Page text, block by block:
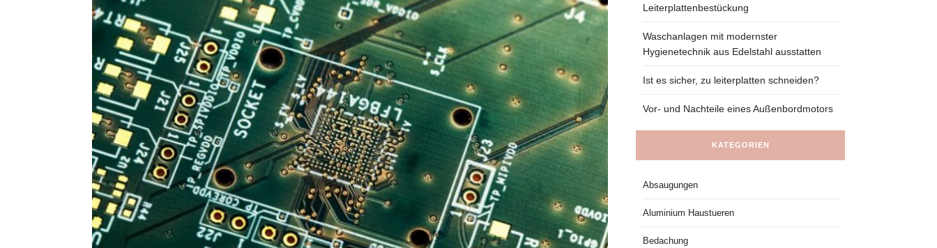
Leiterplattenbestückung
Waschanlagen mit modernster
Hygienetechnik aus Edelstahl ausstatten
Ist es sicher, zu leiterplatten schneiden?
Vor- und Nachteile eines Außenbordmotors
KATEGORIEN
Absaugungen
Aluminium Haustueren
Bedachung